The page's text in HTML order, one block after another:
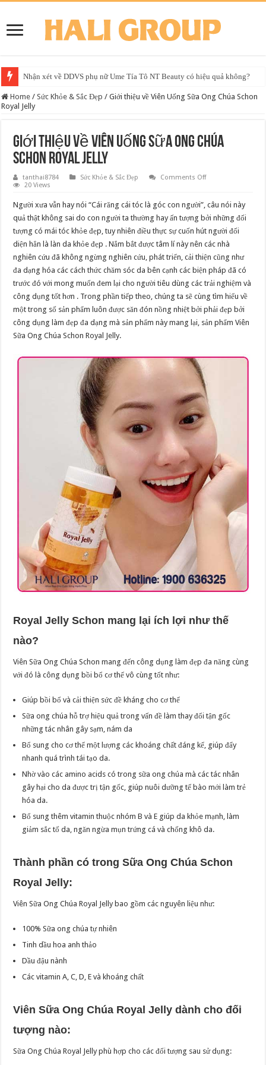
Nhận xét về DDVS phụ nữ Ume Tía Tô NT Beauty có hiệu quả không?
Home / Sức Khỏe & Sắc Đẹp / Giới thiệu về Viên Uống Sữa Ong Chúa Schon
Royal Jelly
Giới thiệu về Viên Uống Sữa Ong Chúa
Schon Royal Jelly
tanthai8784 Sức Khỏe & Sắc Đẹp Comments Offon
Viên
Uống
Ong
Schon
Royal
Jelly
20 Views
Người xưa vẫn hay nói “Cái răng cái tóc là góc con người”, câu nói này
quả thật không sai do con người ta thường hay ấn tượng bởi những đối
tượng có mái tóc khỏe đẹp, tuy nhiên điều thực sự cuốn hút người đối
diện hẳn là làn da khỏe đẹp . Nắm bắt được tâm lí này nên các nhà
nghiên cứu đã không ngừng nghiên cứu, phát triển, cải thiện cũng như
đa dạng hóa các cách thức chăm sóc da bên cạnh các biện pháp đã có
trước đó với mong muốn đem lại cho người tiêu dùng các trải nghiệm và
công dụng tốt hơn . Trong phần tiếp theo, chúng ta sẽ cùng tìm hiểu về
một trong số sản phẩm luôn được săn đón nồng nhiệt bởi phải đẹp bởi
công dụng làm đẹp đa dạng mà sản phẩm này mang lại, sản phẩm Viên
Sữa Ong Chúa Schon Royal Jelly.
Royal Jelly Schon mang lại ích lợi như thế
nào?
Viên Sữa Ong Chúa Schon mang đến công dụng làm đẹp đa năng cùng
với đó là công dụng bồi bổ cơ thể vô cùng tốt như:
Giúp bồi bổ và cải thiện sức đề kháng cho cơ thể
Sữa ong chúa hỗ trợ hiệu quả trong vấn đề làm thay đổi tận gốc
những tác nhân gây sạm, nám da
Bổ sung cho cơ thể một lượng các khoáng chất đáng kể, giúp đẩy
nhanh quá trình tái tạo da.
Nhờ vào các amino acids có trong sữa ong chúa mà các tác nhân
gây hại cho da được trị tận gốc, giúp nuôi dưỡng tế bào mới làm trẻ
hóa da.
Bổ sung thêm vitamin thuộc nhóm B và E giúp da khỏe mạnh, làm
giảm sắc tố da, ngăn ngừa mụn trứng cá và chống khô da.
Thành phần có trongSữa Ong Chúa Schon
Royal Jelly:
Viên Sữa Ong Chúa Royal Jelly bao gồm các nguyên liệu như:
100% Sữa ong chúa tự nhiên
Tinh dầu hoa anh thảo
Dầu đậu nành
Các vitamin A, C, D, E và khoáng chất
Viên Sữa Ong Chúa Royal Jelly dành cho đối
tượng nào:
Sữa Ong Chúa Royal Jelly phù hợp cho các đối tượng sau sử dụng: